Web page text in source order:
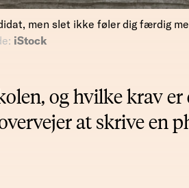
men slet ikke føler dig færdig
iStock
og hvilke krav
at skrive en